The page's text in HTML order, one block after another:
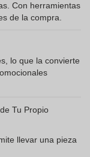
Con herramientas
de la compra.
lo que la convierte
Tu Propio
llevar una pieza